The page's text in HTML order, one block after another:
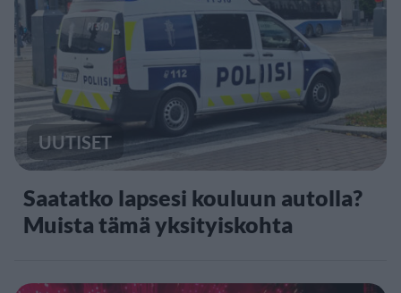
UUTISET
Saatatko lapsesi kouluun autolla?
Muista tämä yksityiskohta